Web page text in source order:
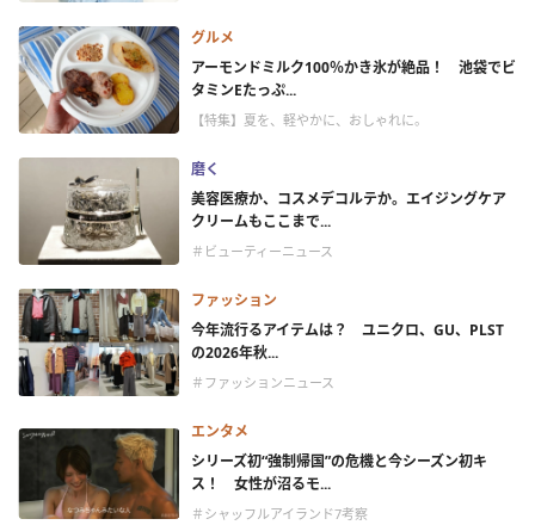
グルメ
アーモンドミルク100％かき氷が絶品！ 池袋でビ
タミンEたっぷ...
【特集】夏を、軽やかに、おしゃれに。
磨く
美容医療か、コスメデコルテか。エイジングケア
クリームもここまで...
＃ビューティーニュース
ファッション
今年流行るアイテムは？ ユニクロ、GU、PLST
の2026年秋...
＃ファッションニュース
エンタメ
シリーズ初“強制帰国”の危機と今シーズン初キ
ス！ 女性が沼るモ...
＃シャッフルアイランド7考察